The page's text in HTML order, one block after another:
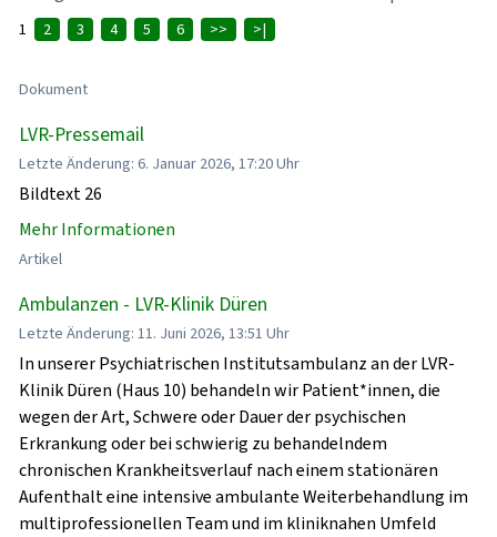
1 2 3 4 5 6 >> >|
Dokument
LVR-Pressemail
Letzte Änderung: 6. Januar 2026, 17:20 Uhr
Bildtext 26
Mehr Informationen
Artikel
Ambulanzen - LVR-Klinik Düren
Letzte Änderung: 11. Juni 2026, 13:51 Uhr
In unserer Psychiatrischen Institutsambulanz an der LVR-
Klinik Düren (Haus 10) behandeln wir Patient*innen, die
wegen der Art, Schwere oder Dauer der psychischen
Erkrankung oder bei schwierig zu behandelndem
chronischen Krankheitsverlauf nach einem stationären
Aufenthalt eine intensive ambulante Weiterbehandlung im
multiprofessionellen Team und im kliniknahen Umfeld